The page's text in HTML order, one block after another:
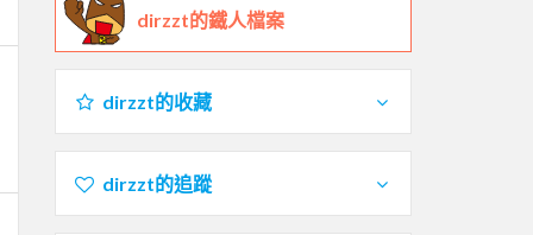
dirzzt的鐵人檔案
dirzzt的收藏
dirzzt的追蹤